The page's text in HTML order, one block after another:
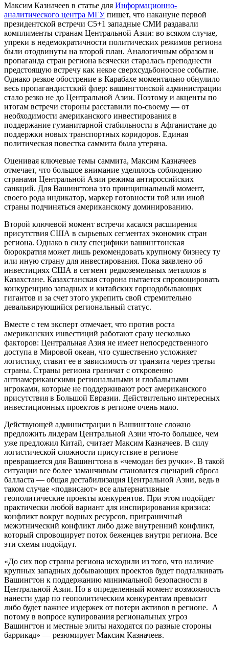
Максим Казначеев в статье для Информационно-
аналитического центра МГУпишет, что накануне первой
президентской встречи С5+1 западные СМИ раздавали
комплименты странам Центральной Азии: во всяком случае,
упреки в недемократичности политических режимов региона
были отодвинуты на второй план. Аналогичным образом и
пропаганда стран региона всячески старалась преподнести
предстоящую встречу как некое сверхсудьбоносное событие.
Однако резкое обострение в Карабахе моментально обнулило
весь пропагандистский флер: вашингтонской администрации
стало резко не до Центральной Азии. Поэтому и акценты по
итогам встречи стороны расставили по-своему — от
необходимости американского инвестирования в
поддержание гуманитарной стабильности в Афганистане до
поддержки новых транспортных коридоров. Единая
политическая повестка саммита была утеряна.
Оценивая ключевые темы саммита, Максим Казначеев
отмечает, что большое внимание уделялось соблюдению
странами Центральной Азии режима антироссийских
санкций. Для Вашингтона это принципиальный момент,
своего рода индикатор, маркер готовности той или иной
страны подчиняться американскому доминированию.
Второй ключевой момент встречи касался расширения
присутствия США в сырьевых сегментах экономик стран
региона. Однако в силу специфики вашингтонская
бюрократия может лишь рекомендовать крупному бизнесу ту
или иную страну для инвестирования. Пока заявлено об
инвестициях США в сегмент редкоземельных металлов в
Казахстане. Казахстанская сторона пытается спровоцировать
конкуренцию западных и китайских горнодобывающих
гигантов и за счет этого укрепить свой стремительно
девальвирующийся региональный статус.
Вместе с тем эксперт отмечает, что против роста
американских инвестиций работают сразу несколько
факторов: Центральная Азия не имеет непосредственного
доступа в Мировой океан, что существенно усложняет
логистику, ставит ее в зависимость от транзита через третьи
страны. Страны региона граничат с откровенно
антиамериканскими региональными и глобальными
игроками, которые не поддерживают рост американского
присутствия в Большой Евразии. Действительно интересных
инвестиционных проектов в регионе очень мало.
Действующей администрации в Вашингтоне сложно
предложить лидерам Центральной Азии что-то большее, чем
уже предложил Китай, считает Максим Казначеев. В силу
логистической сложности присутствие в регионе
превращается для Вашингтона в «чемодан без ручки». В такой
ситуации все более заманчивым становится сценарий сброса
балласта — общая дестабилизация Центральной Азии, ведь в
таком случае «подвисают» все альтернативные
геополитические проекты конкурентов. При этом подойдет
практически любой вариант для инспирирования кризиса:
конфликт вокруг водных ресурсов, приграничный
межэтнический конфликт либо даже внутренний конфликт,
который спровоцирует поток беженцев внутри региона. Все
эти схемы подойдут.
«До сих пор страны региона исходили из того, что наличие
крупных западных добывающих проектов будет подталкивать
Вашингтон к поддержанию минимальной безопасности в
Центральной Азии. Но в определенный момент возможность
нанести удар по геополитическим конкурентам превысит
либо будет важнее издержек от потери активов в регионе. А
потому в вопросе купирования региональных угроз
Вашингтон и местные элиты находятся по разные стороны
баррикад» — резюмирует Максим Казначеев.